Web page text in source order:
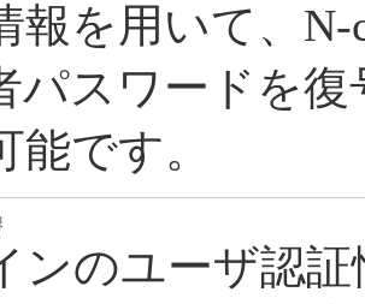
報を用いて、
パスワードを
能です。
ンのユーザ認